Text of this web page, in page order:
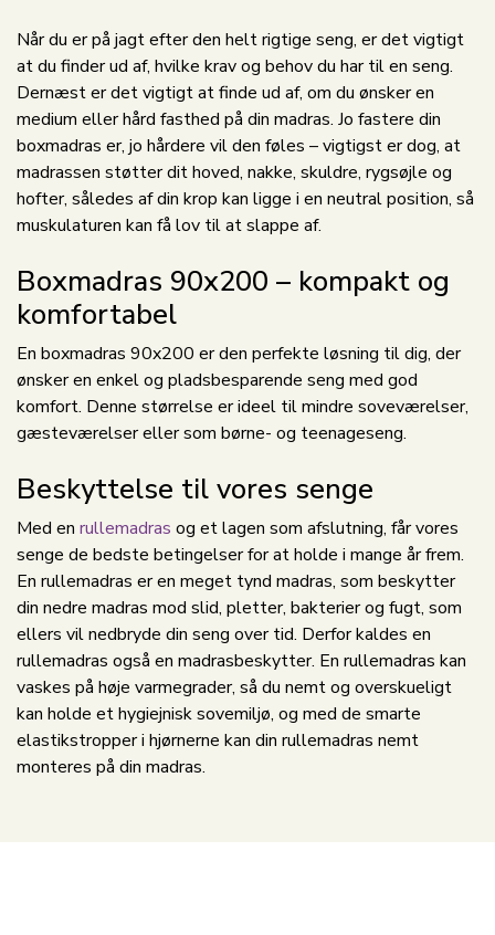
Når du er på jagt efter den helt rigtige seng, er det vigtigt
at du finder ud af, hvilke krav og behov du har til en seng.
Dernæst er det vigtigt at finde ud af, om du ønsker en
medium eller hård fasthed på din madras. Jo fastere din
boxmadras er, jo hårdere vil den føles – vigtigst er dog, at
madrassen støtter dit hoved, nakke, skuldre, rygsøjle og
hofter, således af din krop kan ligge i en neutral position, så
muskulaturen kan få lov til at slappe af.
Boxmadras 90x200 – kompakt og
komfortabel
En boxmadras 90x200 er den perfekte løsning til dig, der
ønsker en enkel og pladsbesparende seng med god
komfort. Denne størrelse er ideel til mindre soveværelser,
gæsteværelser eller som børne- og teenageseng.
Beskyttelse til vores senge
Med en rullemadras og et lagen som afslutning, får vores
senge de bedste betingelser for at holde i mange år frem.
En rullemadras er en meget tynd madras, som beskytter
din nedre madras mod slid, pletter, bakterier og fugt, som
ellers vil nedbryde din seng over tid. Derfor kaldes en
rullemadras også en madrasbeskytter. En rullemadras kan
vaskes på høje varmegrader, så du nemt og overskueligt
kan holde et hygiejnisk sovemiljø, og med de smarte
elastikstropper i hjørnerne kan din rullemadras nemt
monteres på din madras.